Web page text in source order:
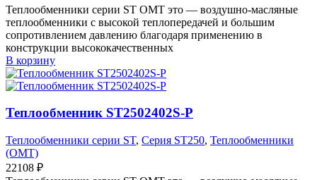
Теплообменники серии ST OMT это — воздушно-масляные
теплообменники с высокой теплопередачей и большим
сопротивлением давлению благодаря применению в
конструкции высококачественных
В корзину
Теплообменник ST2502402S-P
Теплообменники серии ST, Серия ST250, Теплообменники
(OMT)
22108 ₽